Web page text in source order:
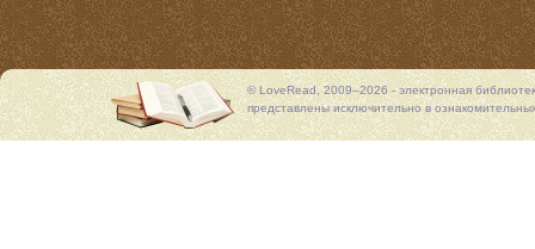
© LoveRead, 2009–2026 - электронная
представлены исключительно в